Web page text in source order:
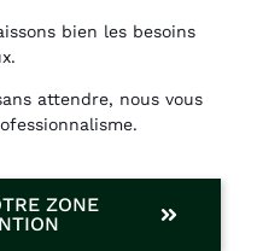
bien les besoins
attendre, nous vous
ZONE